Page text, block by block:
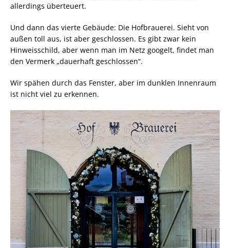
allerdings überteuert.
Und dann das vierte Gebäude: Die Hofbrauerei. Sieht von
außen toll aus, ist aber geschlossen. Es gibt zwar kein
Hinweisschild, aber wenn man im Netz googelt, findet man
den Vermerk „dauerhaft geschlossen“.
Wir spähen durch das Fenster, aber im dunklen Innenraum
ist nicht viel zu erkennen.